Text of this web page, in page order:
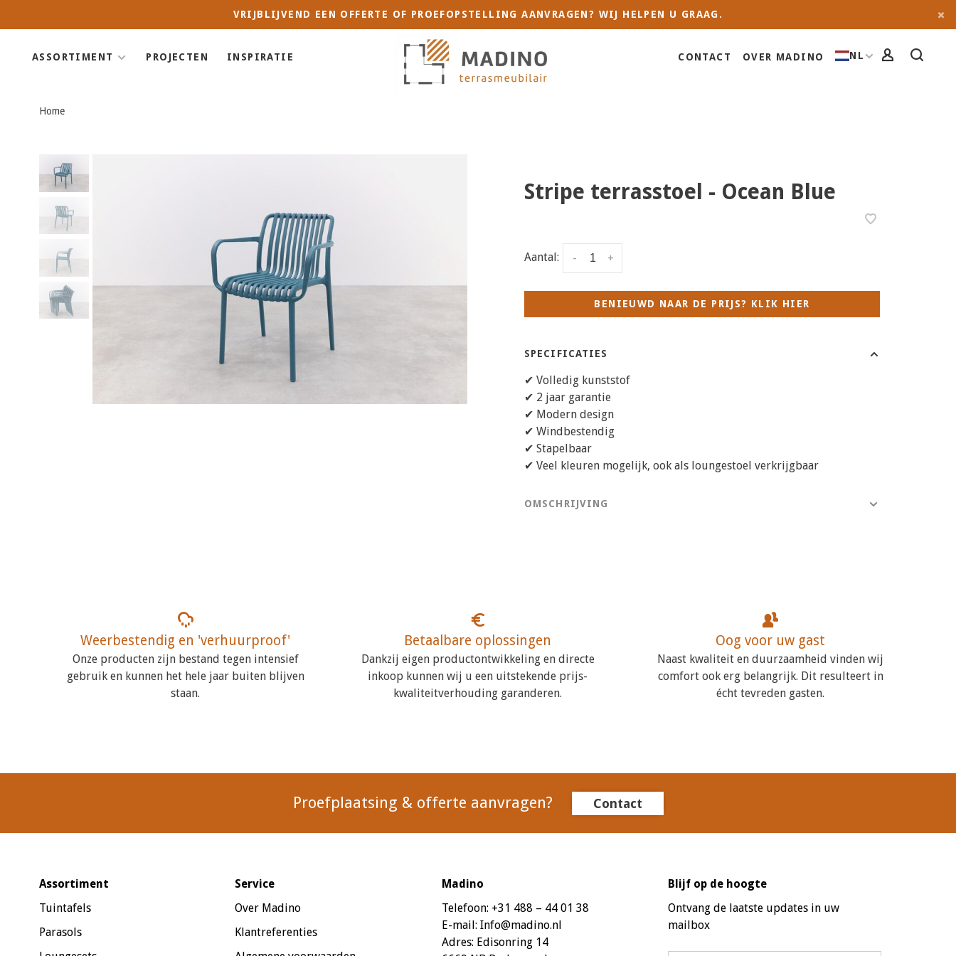
VRIJBLIJVEND EEN OFFERTE OF PROEFOPSTELLING AANVRAGEN? WIJ HELPEN U GRAAG.
ASSORTIMENT PROJECTEN INSPIRATIE CONTACT OVER MADINO NL
Home
Stripe terrasstoel - Ocean Blue
Aantal: +
-
BENIEUWD NAAR DE PRIJS? KLIK HIER
SPECIFICATIES
✔ Volledig kunststof
✔ 2 jaar garantie
✔ Modern design
✔ Windbestendig
✔ Stapelbaar
✔ Veel kleuren mogelijk, ook als loungestoel verkrijgbaar
OMSCHRIJVING
Weerbestendig en 'verhuurproof'
Onze producten zijn bestand tegen intensief
gebruik en kunnen het hele jaar buiten blijven
staan.
Betaalbare oplossingen
Dankzij eigen productontwikkeling en directe
inkoop kunnen wij u een uitstekende prijs-
kwaliteitverhouding garanderen.
Oog voor uw gast
Naast kwaliteit en duurzaamheid vinden wij
comfort ook erg belangrijk. Dit resulteert in
écht tevreden gasten.
Proefplaatsing & offerte aanvragen? Contact
Assortiment
Tuintafels
Parasols
Service
Over Madino
Klantreferenties
Madino
Telefoon: +31 488 – 44 01 38
E-mail: Info@madino.nl
Adres: Edisonring 14
Blijf op de hoogte
Ontvang de laatste updates in uw
mailbox